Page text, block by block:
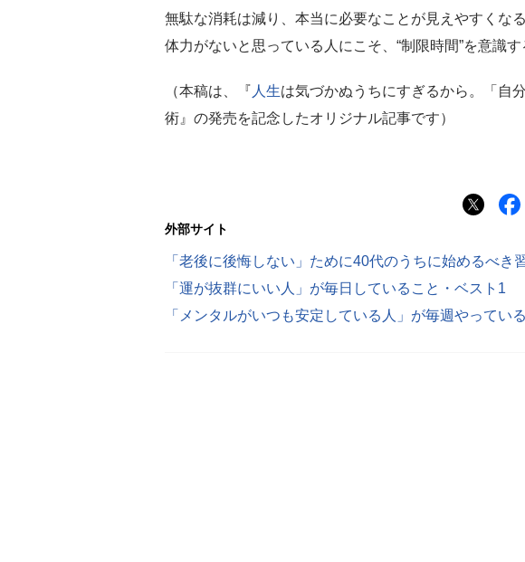
無駄な消耗は減り、本当に必要なことが見えやすくなる
体力がないと思っている人にこそ、“制限時間”を意識
（本稿は、『 人生は気づかぬうちにすぎるから。「自
術』の発売を記念したオリジナル記事です）
外部サイト
「老後に後悔しない」ために40代のうちに始めるべき
「運が抜群にいい人」が毎日していること・ベスト1
「メンタルがいつも安定している人」が毎週やってい